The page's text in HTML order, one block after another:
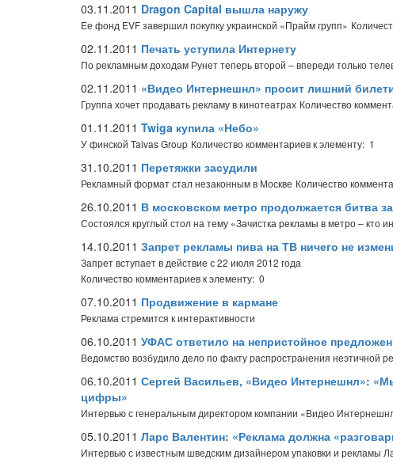
03.11.2011 Dragon Capital вышла наружу
Ее фонд EVF завершил покупку украинской «Прайм групп»
02.11.2011 Печать уступила Интернету
По рекламным доходам Рунет теперь второй – впереди только
02.11.2011 «Видео Интернешнл» просит лишний
Группа хочет продавать рекламу в кинотеатрах Количество
01.11.2011 Twiga купила «Небо»
У финской Taivas Group Количество комментариев к элементу: 1
31.10.2011 Перетяжки засудили
Рекламный формат стал незаконным в Москве Количество
26.10.2011 В московском метро продолжается битва
Состоялся круглый стол на тему «Зачистка рекламы в метро – кто
14.10.2011 Запрет рекламы пива на ТВ ничего не
Запрет вступает в действие с 22 июля 2012 года
Количество комментариев к элементу: 0
07.10.2011 Продвижение в кармане
Реклама стремится к интерактивности
06.10.2011 УФАС ответило на непристойное
Ведомство возбудило дело по факту распространения неэтичной
06.10.2011 Сергей Васильев, «Видео Интернешнл»:
цифры»
Интервью с генеральным директором компании «Видео
05.10.2011 Ларс Валентин: «Реклама должна
Интервью с известным шведским дизайнером упаковки и рекламы